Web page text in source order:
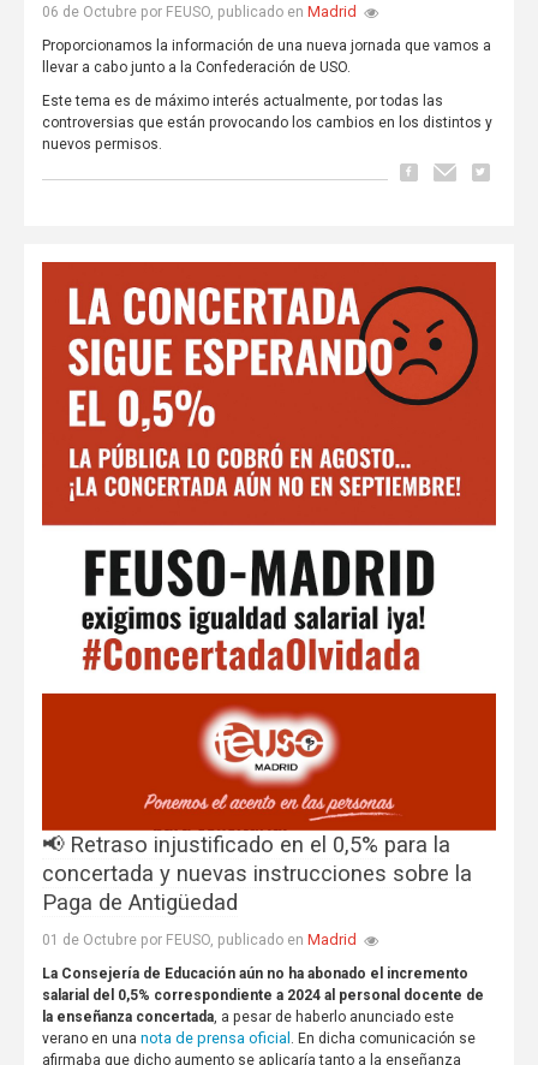
06 de Octubre por FEUSO, publicado en Madrid
Proporcionamos la información de una nueva jornada que vamos a
llevar a cabo junto a la Confederación de USO.
Este tema es de máximo interés actualmente, por todas las
controversias que están provocando los cambios en los distintos y
nuevos permisos.
📢 Retraso injustificado en el 0,5% para la
concertada y nuevas instrucciones sobre la
Paga de Antigüedad
01 de Octubre por FEUSO, publicado en Madrid
La Consejería de Educación aún no ha abonado el incremento
salarial del 0,5% correspondiente a 2024 al personal docente de
la enseñanza concertada, a pesar de haberlo anunciado este
verano en una nota de prensa oficial . En dicha comunicación se
afirmaba que dicho aumento se aplicaría tanto a la enseñanza